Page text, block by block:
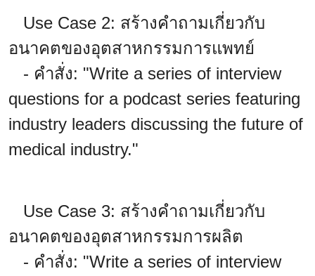
Use Case 2: สร้างคำถามเกี่ยวกับ
อนาคตของอุตสาหกรรมการแพทย์
- คำสั่ง: "Write a series of interview
questions for a podcast series featuring
industry leaders discussing the future of
medical industry."
Use Case 3: สร้างคำถามเกี่ยวกับ
อนาคตของอุตสาหกรรมการผลิต
- คำสั่ง: "Write a series of interview